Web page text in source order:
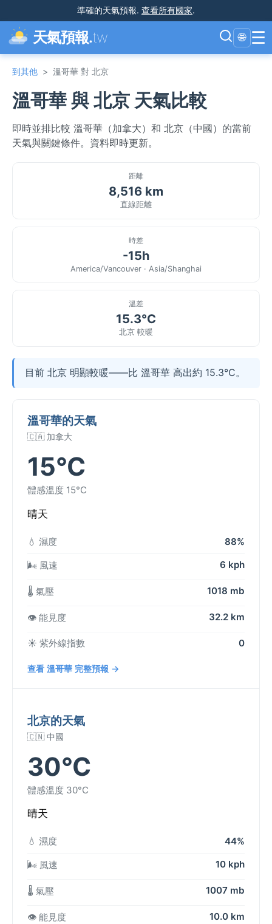
準確的天氣預報. 查看所有國家.
天氣預報.tw 🌐 ☰
到其他 > 溫哥華 對 北京
溫哥華 與 北京 天氣比較
即時並排比較 溫哥華（加拿大）和 北京（中國）的當前
天氣與關鍵條件。資料即時更新。
距離
8,516 km
直線距離
時差
-15h
America/Vancouver · Asia/Shanghai
溫差
15.3°C
北京 較暖
目前 北京 明顯較暖——比 溫哥華 高出約 15.3°C。
溫哥華的天氣
🇨🇦 加拿大
15°C
體感溫度 15°C
晴天
💧 濕度 88%
🌬️ 風速 6 kph
🌡️ 氣壓 1018 mb
👁️ 能見度 32.2 km
☀️ 紫外線指數 0
查看 溫哥華 完整預報 →
北京的天氣
🇨🇳 中國
30°C
體感溫度 30°C
晴天
💧 濕度 44%
🌬️ 風速 10 kph
🌡️ 氣壓 1007 mb
👁️ 能見度 10.0 km